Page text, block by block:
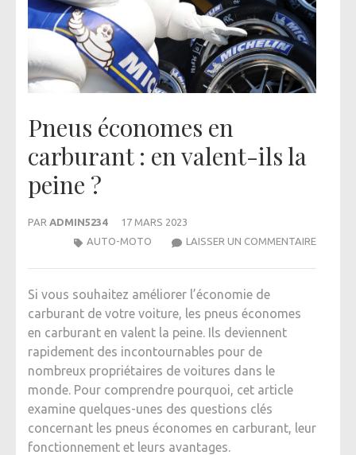
Pneus économes en
carburant : en valent-ils la
peine ?
PAR ADMIN5234
17 MARS 2023
LAISSER UN COMMENTAIREPNEUS
?
AUTO-MOTO
Si vous souhaitez améliorer l’économie de
carburant de votre voiture, les pneus économes
en carburant en valent la peine. Ils deviennent
rapidement des incontournables pour de
nombreux propriétaires de voitures dans le
monde. Pour comprendre pourquoi, cet article
examine quelques-unes des questions clés
concernant les pneus économes en carburant, leur
fonctionnement et leurs avantages.